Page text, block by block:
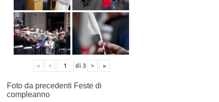
« < di 3 > »
Foto da precedenti Feste di
compleanno